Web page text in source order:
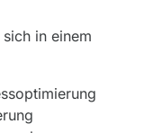
in einem